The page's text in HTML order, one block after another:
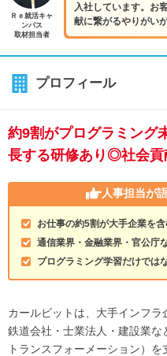
入社しています。お
献に繋がるやりがい
Ｒｅ就活キャ
ンパス
取材担当者
プロフィール
約9割がプログラミング
長する研修あり◎社会貢
人事担当が
お仕事の約5割が大手企業を
通信業界・金融業界・官公庁
プログラミング学習だけでは
カールビットは、大手インフラ
鉄道会社・士業法人・建設業
トランスフォーメーション）を